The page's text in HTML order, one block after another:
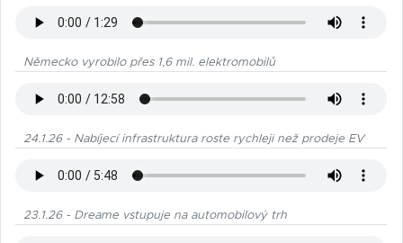
Německo vyrobilo přes 1,6 mil. elektromobilů
24.1.26 - Nabíjecí infrastruktura roste rychleji než prodeje EV
23.1.26 - Dreame vstupuje na automobilový trh